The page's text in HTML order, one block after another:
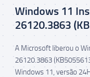
Windows 11
26120.3863
A Microsoft liberou o
26120.3863
Windows 11, versão